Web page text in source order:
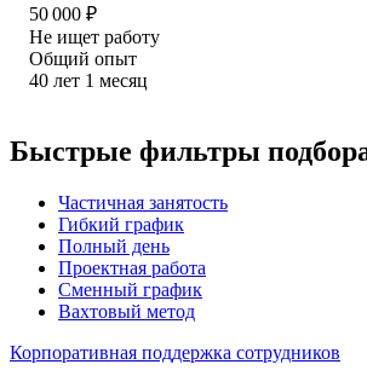
50 000 ₽
Не ищет работу
Общий опыт
40 лет 1 месяц
Быстрые фильтры
Частичная занятость
Гибкий график
Полный день
Проектная работа
Сменный график
Вахтовый метод
Корпоративная поддержка сотрудников